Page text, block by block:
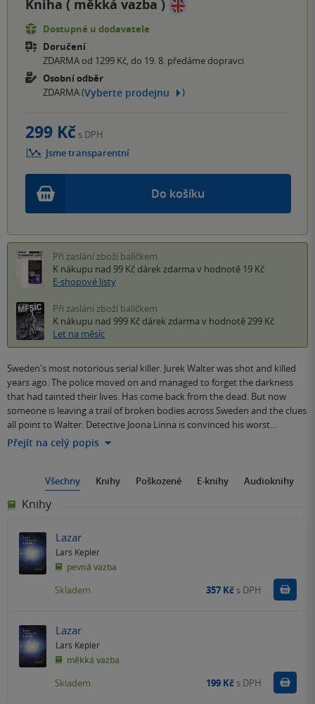
Kniha ( měkká vazba )
Dostupné u dodavatele
Doručení
ZDARMA od 1299 Kč, do 19. 8. předáme dopravci
Osobní odběr
ZDARMA (Vyberte prodejnu )
Do košíku
299 Kč s DPH
Jsme transparentní
Při zaslání zboží balíčkem
K nákupu nad 99 Kč dárek zdarma v hodnotě 19 Kč
E-shopové listy
Při zaslání zboží balíčkem
K nákupu nad 999 Kč dárek zdarma v hodnotě 299 Kč
Let na měsíc
Sweden's most notorious serial killer. Jurek Walter was shot and killed
years ago. The police moved on and managed to forget the darkness
that had tainted their lives. Has come back from the dead. But now
someone is leaving a trail of broken bodies across Sweden and the clues
all point to Walter. Detective Joona Linna is convinced his worst…
Přejít na celý popis
Všechny Knihy Poškozené E-knihy Audioknihy
Knihy
Lazar
Lars Kepler
pevná vazba
Skladem 357 Kč s DPH
Lazar
Lars Kepler
měkká vazba
Skladem 199 Kč s DPH